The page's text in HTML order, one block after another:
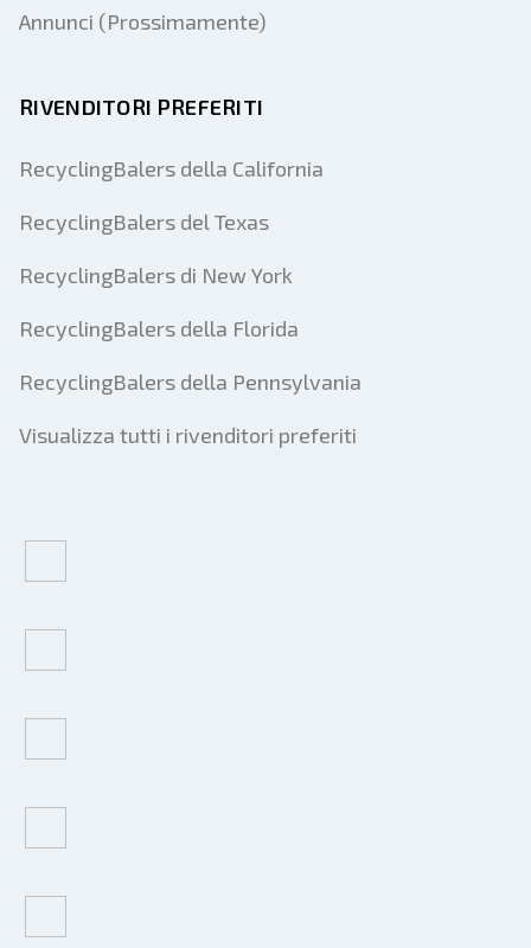
Annunci (Prossimamente)
RIVENDITORI PREFERITI
RecyclingBalers della California
RecyclingBalers del Texas
RecyclingBalers di New York
RecyclingBalers della Florida
RecyclingBalers della Pennsylvania
Visualizza tutti i rivenditori preferiti